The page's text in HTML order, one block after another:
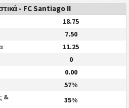
- FC Santiago II
18.75
7.50
11.25
0
0.00
57%
&
35%